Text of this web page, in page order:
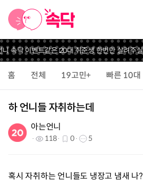
속닥 이벤트같은 20대 취준생 한번만 살려주
홈 전체 19고민+ 빠른 10대
하 언니들 자취하는데
아는언니
118 0 5
혹시 자취하는 언니들도 냉장고 냄새 나